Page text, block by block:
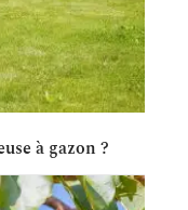
à gazon ?